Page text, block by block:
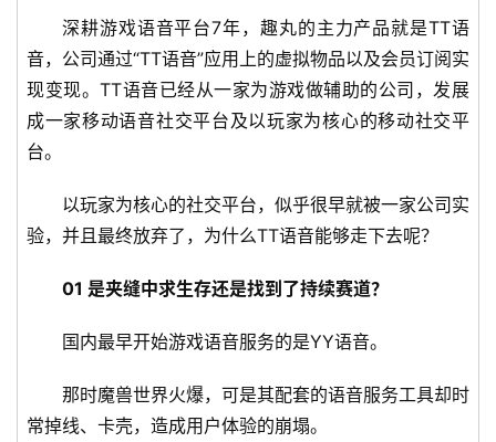
深耕游戏语音平台7年，趣丸的主力产品就是TT语
音，公司通过“TT语音”应用上的虚拟物品以及会员订阅实
现变现。TT语音已经从一家为游戏做辅助的公司，发展
成一家移动语音社交平台及以玩家为核心的移动社交平
台。
以玩家为核心的社交平台，似乎很早就被一家公司实
验，并且最终放弃了，为什么TT语音能够走下去呢？
01 是夹缝中求生存还是找到了持续赛道？
国内最早开始游戏语音服务的是YY语音。
那时魔兽世界火爆，可是其配套的语音服务工具却时
常掉线、卡壳，造成用户体验的崩塌。